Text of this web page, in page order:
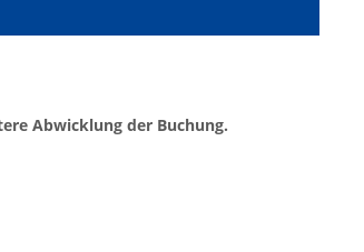
Abwicklung der Buchung.